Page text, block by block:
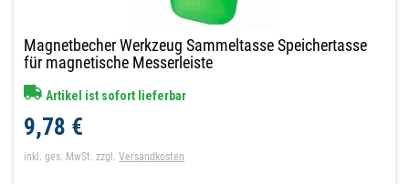
Magnetbecher Werkzeug Sammeltasse Speichertasse
für magnetische Messerleiste
Artikel ist sofort lieferbar
9,78 €
inkl. ges. MwSt. zzgl.Versandkosten